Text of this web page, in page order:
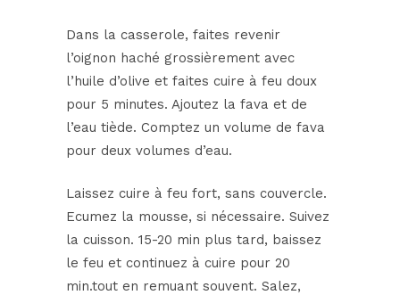
Dans la casserole, faites revenir
l’oignon haché grossièrement avec
l’huile d’olive et faites cuire à feu doux
pour 5 minutes. Ajoutez la fava et de
l’eau tiède. Comptez un volume de fava
pour deux volumes d’eau.
Laissez cuire à feu fort, sans couvercle.
Ecumez la mousse, si nécessaire. Suivez
la cuisson. 15-20 min plus tard, baissez
le feu et continuez à cuire pour 20
min.tout en remuant souvent. Salez,